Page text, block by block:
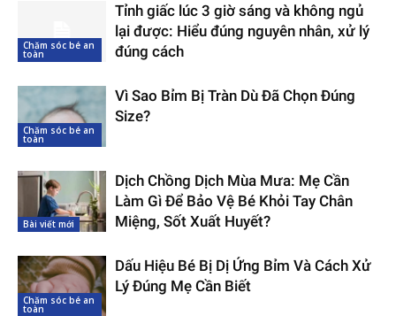
Chăm sóc bé an
toàn
Tỉnh giấc lúc 3 giờ sáng và không ngủ
lại được: Hiểu đúng nguyên nhân, xử lý
đúng cách
Chăm sóc bé an
toàn
Vì Sao Bỉm Bị Tràn Dù Đã Chọn Đúng
Size?
Bài viết mới
Dịch Chồng Dịch Mùa Mưa: Mẹ Cần
Làm Gì Để Bảo Vệ Bé Khỏi Tay Chân
Miệng, Sốt Xuất Huyết?
Chăm sóc bé an
toàn
Dấu Hiệu Bé Bị Dị Ứng Bỉm Và Cách Xử
Lý Đúng Mẹ Cần Biết